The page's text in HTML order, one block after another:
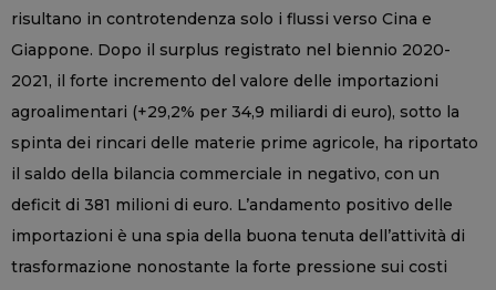
risultano in controtendenza solo i flussi verso Cina e
Giappone. Dopo il surplus registrato nel biennio 2020-
2021, il forte incremento del valore delle importazioni
agroalimentari (+29,2% per 34,9 miliardi di euro), sotto la
spinta dei rincari delle materie prime agricole, ha riportato
il saldo della bilancia commerciale in negativo, con un
deficit di 381 milioni di euro. L’andamento positivo delle
importazioni è una spia della buona tenuta dell’attività di
trasformazione nonostante la forte pressione sui costi